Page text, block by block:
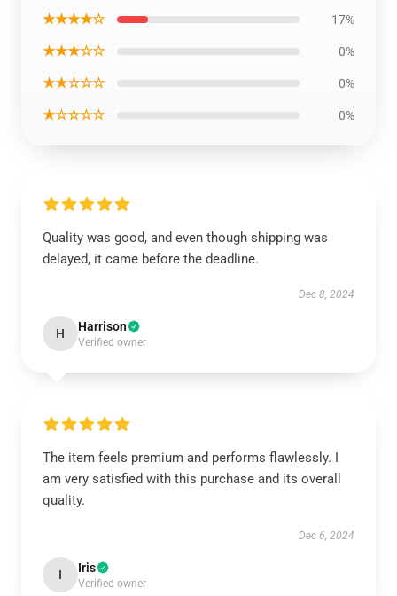
★★★★☆ 17%
★★★☆☆ 0%
★★☆☆☆ 0%
★☆☆☆☆ 0%
Quality was good, and even though shipping was
delayed, it came before the deadline.
Dec 8, 2024
H Harrison
Verified owner
The item feels premium and performs flawlessly. I
am very satisfied with this purchase and its overall
quality.
Dec 6, 2024
I Iris
Verified owner